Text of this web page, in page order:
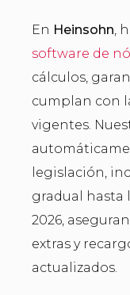
En Heinsohn,
software de
cálculos,
cumplan con
vigentes.
legislación,
gradual hasta
2026,
extras y
actualizados.